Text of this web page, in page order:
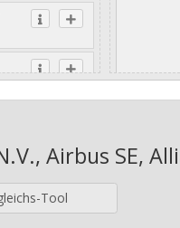
Jahre
Airbus SE,
Tool